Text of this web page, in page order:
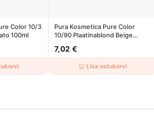
Color 10/3
100ml
Pura Kosmetica Pure Color
10/90 Plaatinablond Beige
7,02 €
Lisa ostukorvi